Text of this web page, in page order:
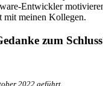
Produkteinkauf
Produkteinkauf
Entwickler
mit meinen Kollegen.
zum
2022 geführt.